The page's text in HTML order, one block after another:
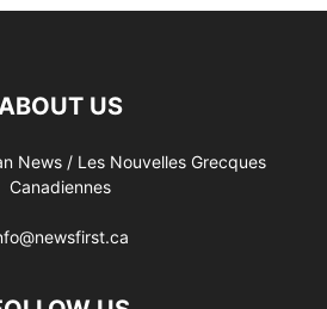
US
News / Les Nouvelles Grecques
Canadiennes